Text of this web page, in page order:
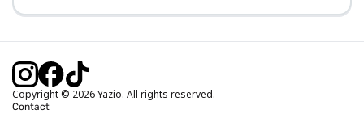
Calcul IMC
Calcul poids idéal
Calcul calories brûlées
Copyright © 2026 Yazio. All rights reserved.
Contact